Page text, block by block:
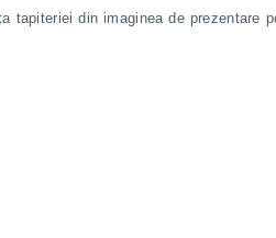
tapiteriei din imaginea de prezentare